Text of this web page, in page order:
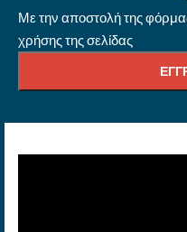
Με την αποστολή της
χρήσης της σελίδας